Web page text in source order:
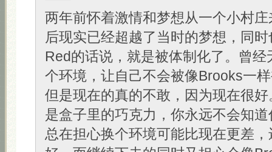
两年前怀着激情和梦想从一个小村
后现实已经超越了当时的梦想，同
Red的话说，就是被体制化了。曾经
个环境，让自己不会被像Brooks一
但是现在的真的不敢，因为现在很
是盒子里的巧克力，你永远不会知
总在担心换个环境可能比现在更差